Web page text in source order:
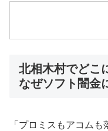
北相木村でどこ
なぜソフト闇金
「プロミスもアコム